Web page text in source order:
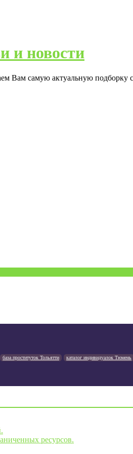
и новости
Вам самую актуальную подборку
база проституток Тольятти каталог индивидуалок Тюмень
ресурсов.